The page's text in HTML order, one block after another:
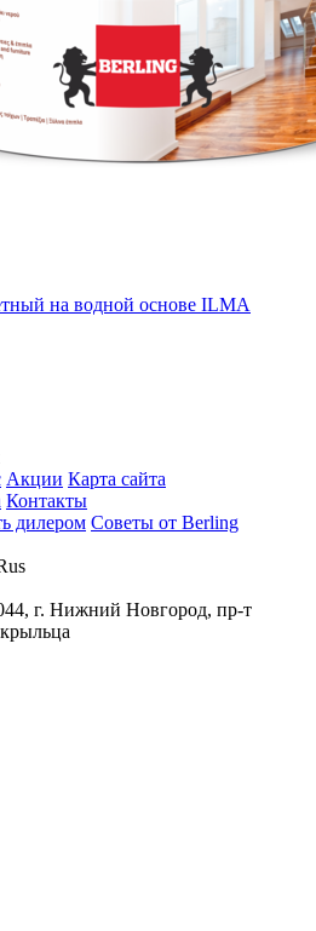
на водной основе ILMA
Акции Карта сайта
Контакты
дилером Советы от Berling
г. Нижний Новгород, пр-т